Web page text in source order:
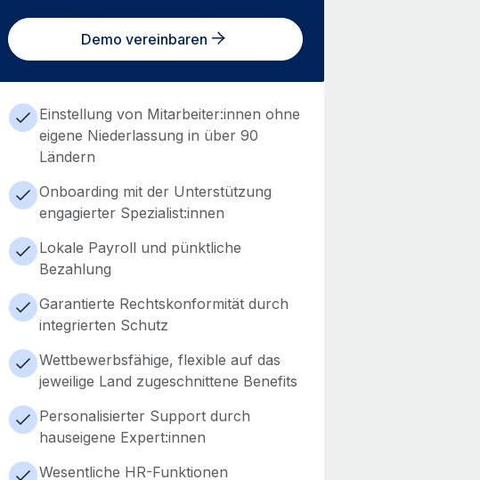
Demo vereinbaren
Einstellung von Mitarbeiter:innen ohne
eigene Niederlassung in über 90
Ländern
Onboarding mit der Unterstützung
engagierter Spezialist:innen
Lokale Payroll und pünktliche
Bezahlung
Garantierte Rechtskonformität durch
integrierten Schutz
Wettbewerbsfähige, flexible auf das
jeweilige Land zugeschnittene Benefits
Personalisierter Support durch
hauseigene Expert:innen
Wesentliche HR-Funktionen